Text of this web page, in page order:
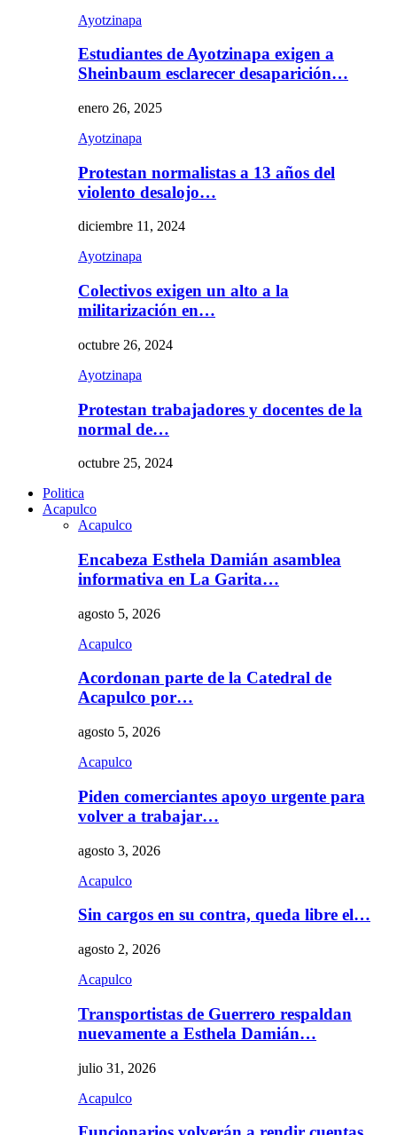
Ayotzinapa
Estudiantes de Ayotzinapa exigen a
Sheinbaum esclarecer desaparición…
enero 26, 2025
Ayotzinapa
Protestan normalistas a 13 años del
violento desalojo…
diciembre 11, 2024
Ayotzinapa
Colectivos exigen un alto a la
militarización en…
octubre 26, 2024
Ayotzinapa
Protestan trabajadores y docentes de la
normal de…
octubre 25, 2024
Politica
Acapulco
Acapulco
Encabeza Esthela Damián asamblea
informativa en La Garita…
agosto 5, 2026
Acapulco
Acordonan parte de la Catedral de
Acapulco por…
agosto 5, 2026
Acapulco
Piden comerciantes apoyo urgente para
volver a trabajar…
agosto 3, 2026
Acapulco
Sin cargos en su contra, queda libre el…
agosto 2, 2026
Acapulco
Transportistas de Guerrero respaldan
nuevamente a Esthela Damián…
julio 31, 2026
Acapulco